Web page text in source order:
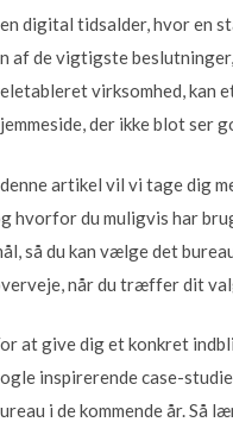
digital tidsalder, hvor en
af de vigtigste
virksomhed, kan
der ikke blot ser
artikel vil vi tage dig
hvorfor du muligvis har
så du kan vælge det
når du træffer dit
at give dig et konkret
inspirerende case-
i de kommende år. Så